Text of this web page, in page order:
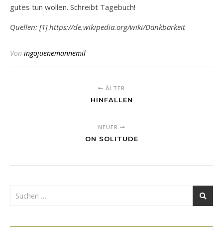
gutes tun wollen. Schreibt Tagebuch!
Quellen: [1] https://de.wikipedia.org/wiki/Dankbarkeit
Von ingojuenemannemil
ÄLTER
HINFALLEN
NEUER
ON SOLITUDE